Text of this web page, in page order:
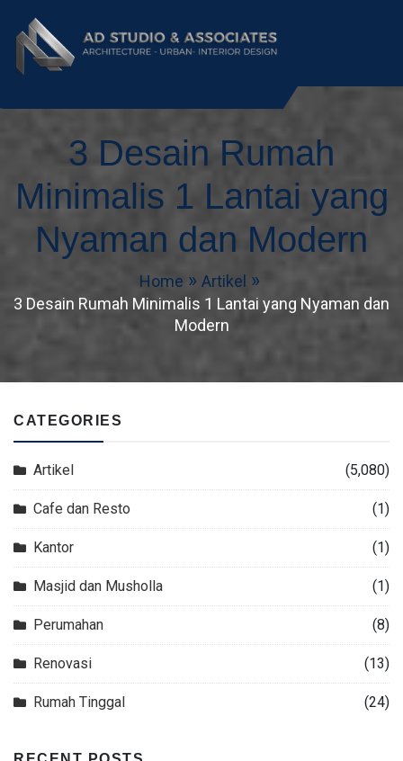
AD Studio – Jasa
Arsitek Profesional
Bersertifikasi
AD Studio – Jasa Arsitek Profesional
3 Desain Rumah
Minimalis 1 Lantai yang
Nyaman dan Modern
Home
Artikel
3 Desain Rumah Minimalis 1 Lantai yang Nyaman dan
Modern
CATEGORIES
Artikel (5,080)
Cafe dan Resto (1)
Kantor (1)
Masjid dan Musholla (1)
Perumahan (8)
Renovasi (13)
Rumah Tinggal (24)